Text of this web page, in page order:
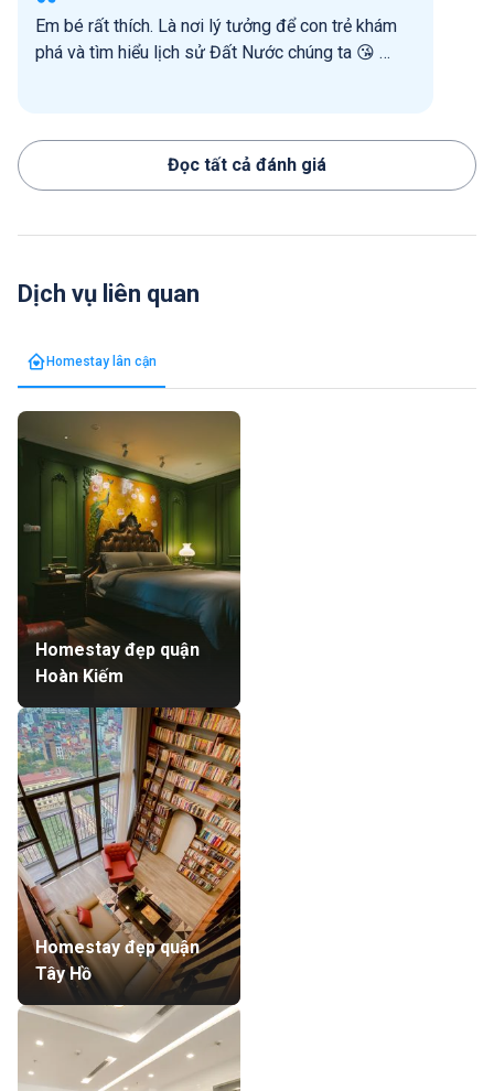
Em bé rất thích. Là nơi lý tưởng để con trẻ khám
phá và tìm hiểu lịch sử Đất Nước chúng ta 😘 …
Đọc tất cả đánh giá
Dịch vụ liên quan
Homestay lân cận
Homestay đẹp quận
Hoàn Kiếm
Homestay đẹp quận
Tây Hồ